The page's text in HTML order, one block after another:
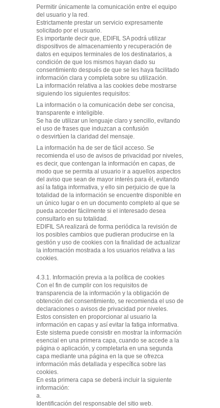
Permitir únicamente la comunicación entre el equipo
del usuario y la red.
Estrictamente prestar un servicio expresamente
solicitado por el usuario.
Es importante decir que, EDIFIL SA podrá utilizar
dispositivos de almacenamiento y recuperación de
datos en equipos terminales de los destinatarios, a
condición de que los mismos hayan dado su
consentimiento después de que se les haya facilitado
información clara y completa sobre su utilización.
La información relativa a las cookies debe mostrarse
siguiendo los siguientes requisitos:
La información o la comunicación debe ser concisa,
transparente e inteligible.
Se ha de utilizar un lenguaje claro y sencillo, evitando
el uso de frases que induzcan a confusión
o desvirtúen la claridad del mensaje.
La información ha de ser de fácil acceso. Se
recomienda el uso de avisos de privacidad por niveles,
es decir, que contengan la información en capas, de
modo que se permita al usuario ir a aquellos aspectos
del aviso que sean de mayor interés para él, evitando
así la fatiga informativa, y ello sin perjuicio de que la
totalidad de la información se encuentre disponible en
un único lugar o en un documento completo al que se
pueda acceder fácilmente si el interesado desea
consultarlo en su totalidad.
EDIFIL SA realizará de forma periódica la revisión de
los posibles cambios que pudieran producirse en la
gestión y uso de cookies con la finalidad de actualizar
la información mostrada a los usuarios relativa a las
cookies.
4.3.1. Información previa a la política de cookies
Con el fin de cumplir con los requisitos de
transparencia de la información y la obligación de
obtención del consentimiento, se recomienda el uso de
declaraciones o avisos de privacidad por niveles.
Estos consisten en proporcionar al usuario la
información en capas y así evitar la fatiga informativa.
Este sistema puede consistir en mostrar la información
esencial en una primera capa, cuando se accede a la
página o aplicación, y completarla en una segunda
capa mediante una página en la que se ofrezca
información más detallada y específica sobre las
cookies.
En esta primera capa se deberá incluir la siguiente
información:
a.
Identificación del responsable del sitio web.